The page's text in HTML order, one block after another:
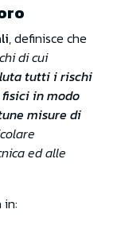
, definisce che
di cui
tutti i rischi
in modo
misure di
ed alle
in: